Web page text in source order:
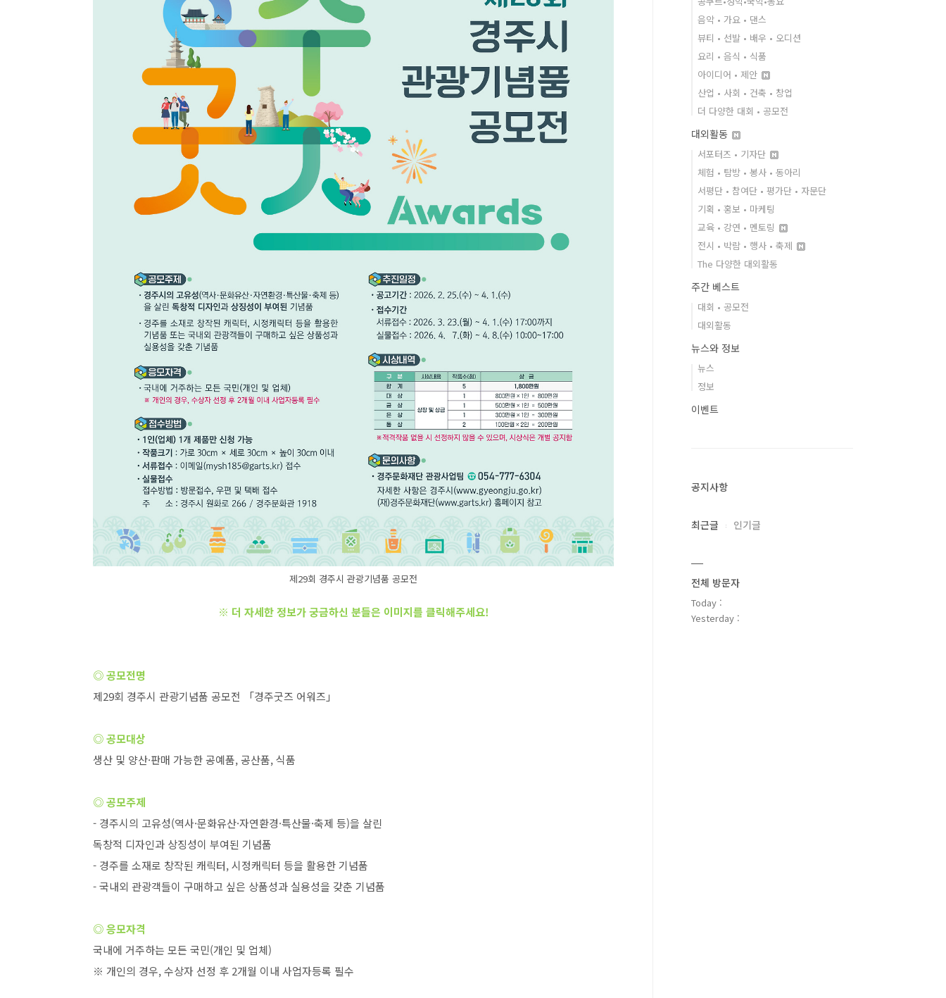
제29회 경주시 관광기념품 공모전
※ 더 자세한 정보가 궁금하신 분들은 이미지를 클릭해주세요!
◎ 공모전명
제29회 경주시 관광기념품 공모전 「경주굿즈 어워즈」
◎ 공모대상
생산 및 양산·판매 가능한 공예품,공산품,식품
◎ 공모주제
- 경주시의 고유성(역사·문화유산·자연환경·특산물·축제 등)을 살린
독창적 디자인과 상징성이 부여된 기념품
- 경주를 소재로 창작된 캐릭터,시정캐릭터 등을 활용한 기념품
-국내외 관광객들이 구매하고 싶은 상품성과 실용성을 갖춘 기념품
◎ 응모자격
국내에 거주하는 모든 국민(개인 및 업체)
※ 개인의 경우,수상자 선정 후 2개월 이내 사업자등록 필수
음악 • 가요 • 댄스
뷰티 • 선발 • 배우 • 오디션
요리 • 음식 • 식품
아이디어 • 제안
산업 • 사회 • 건축 • 창업
더 다양한 대회 • 공모전
대외활동
서포터즈 • 기자단
체험 • 탐방 • 봉사 • 동아리
서평단 • 참여단 • 평가단 • 자문단
기획 • 홍보 • 마케팅
교육 • 강연 • 멘토링
전시 • 박람 • 행사 • 축제
The 다양한 대외활동
주간 베스트
대회 • 공모전
대외활동
뉴스와 정보
뉴스
정보
이벤트
공지사항
최근글 인기글
전체 방문자
Today :
Yesterday :